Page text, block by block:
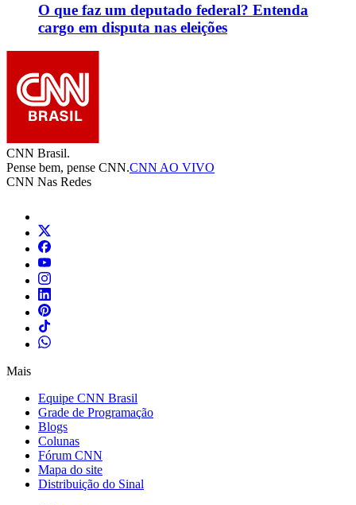
O que faz um deputado federal? Entenda
cargo em disputa nas eleições
CNN Brasil.
Pense bem, pense CNN.CNN AO VIVO
CNN Nas Redes
Mais
Equipe CNN Brasil
Grade de Programação
Blogs
Colunas
Fórum CNN
Mapa do site
Distribuição do Sinal